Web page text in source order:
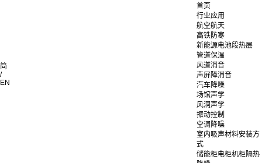
简
/
EN
首页
行业应用
航空航天
高铁防寒
新能源电池段热层
管道保温
风道消音
声屏障消音
汽车降噪
场馆声学
风洞声学
振动控制
空调降噪
室内吸声材料安装方
式
储能柜电柜机柜隔热